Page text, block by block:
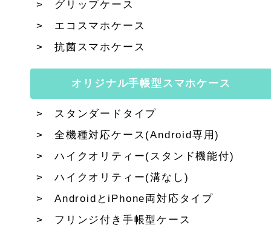
グリップケース
エコスマホケース
抗菌スマホケース
オリジナル手帳型スマホケース
スタンダードタイプ
全機種対応ケース(Android専用)
ハイクオリティー(スタンド機能付)
ハイクオリティー(溝なし)
AndroidとiPhone両対応タイプ
フリンジ付き手帳型ケース